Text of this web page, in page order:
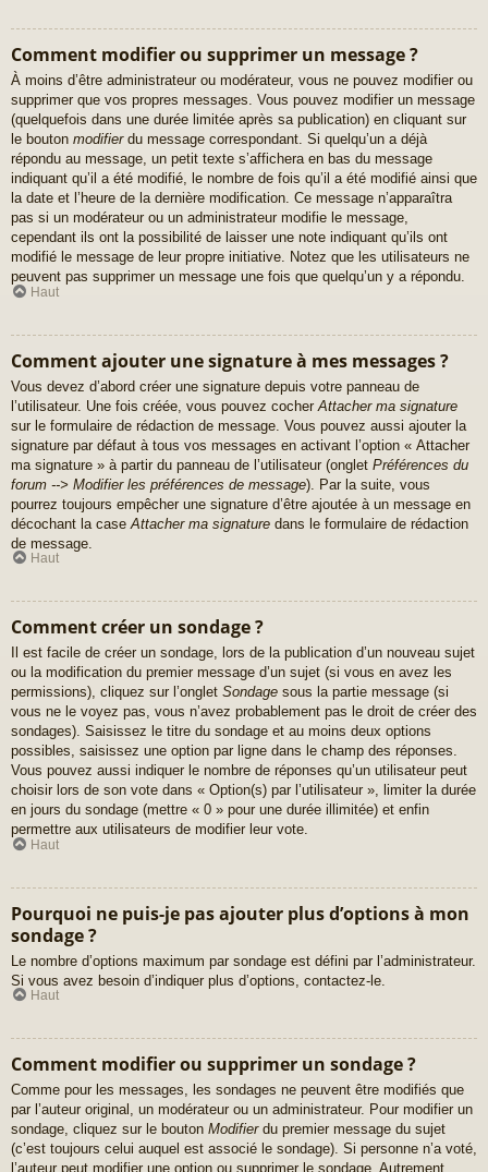
Comment modifier ou supprimer un message ?
À moins d’être administrateur ou modérateur, vous ne pouvez modifier ou
supprimer que vos propres messages. Vous pouvez modifier un message
(quelquefois dans une durée limitée après sa publication) en cliquant sur
le bouton modifierdu message correspondant. Si quelqu’un a déjà
répondu au message, un petit texte s’affichera en bas du message
indiquant qu’il a été modifié, le nombre de fois qu’il a été modifié ainsi que
la date et l’heure de la dernière modification. Ce message n’apparaîtra
pas si un modérateur ou un administrateur modifie le message,
cependant ils ont la possibilité de laisser une note indiquant qu’ils ont
modifié le message de leur propre initiative. Notez que les utilisateurs ne
peuvent pas supprimer un message une fois que quelqu’un y a répondu.
Haut
Comment ajouter une signature à mes messages ?
Vous devez d’abord créer une signature depuis votre panneau de
l’utilisateur. Une fois créée, vous pouvez cocher Attacher ma signature
sur le formulaire de rédaction de message. Vous pouvez aussi ajouter la
signature par défaut à tous vos messages en activant l’option « Attacher
ma signature » à partir du panneau de l’utilisateur (onglet Préférences du
forum --> Modifier les préférences de message). Par la suite, vous
pourrez toujours empêcher une signature d’être ajoutée à un message en
décochant la case Attacher ma signature dans le formulaire de rédaction
de message.
Haut
Comment créer un sondage ?
Il est facile de créer un sondage, lors de la publication d’un nouveau sujet
ou la modification du premier message d’un sujet (si vous en avez les
permissions), cliquez sur l’onglet Sondage sous la partie message (si
vous ne le voyez pas, vous n’avez probablement pas le droit de créer des
sondages). Saisissez le titre du sondage et au moins deux options
possibles, saisissez une option par ligne dans le champ des réponses.
Vous pouvez aussi indiquer le nombre de réponses qu’un utilisateur peut
choisir lors de son vote dans « Option(s) par l’utilisateur », limiter la durée
en jours du sondage (mettre « 0 » pour une durée illimitée) et enfin
permettre aux utilisateurs de modifier leur vote.
Haut
Pourquoi ne puis-je pas ajouter plus d’options à mon
sondage ?
Le nombre d’options maximum par sondage est défini par l’administrateur.
Si vous avez besoin d’indiquer plus d’options, contactez-le.
Haut
Comment modifier ou supprimer un sondage ?
Comme pour les messages, les sondages ne peuvent être modifiés que
par l’auteur original, un modérateur ou un administrateur. Pour modifier un
sondage, cliquez sur le bouton Modifierdu premier message du sujet
(c’est toujours celui auquel est associé le sondage). Si personne n’a voté,
l’auteur peut modifier une option ou supprimer le sondage. Autrement,